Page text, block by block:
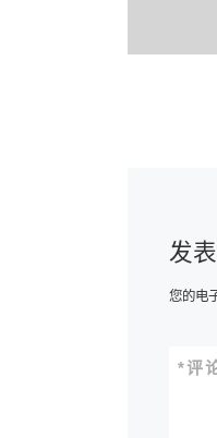
发
您的电
评
*